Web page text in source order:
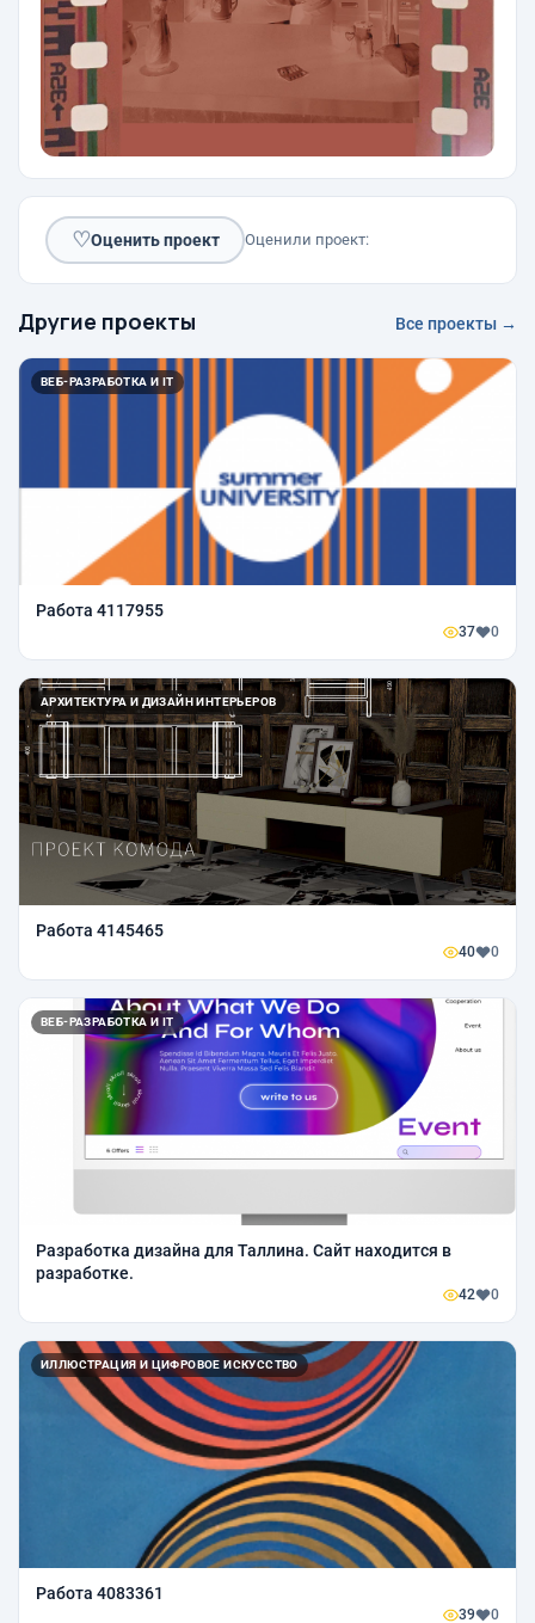
♡Оценить проект Оценили проект:
Другие проекты Все проекты →
ВЕБ-РАЗРАБОТКА И IT
Работа 4117955
37 0
АРХИТЕКТУРА И ДИЗАЙН ИНТЕРЬЕРОВ
Работа 4145465
40 0
ВЕБ-РАЗРАБОТКА И IT
Разработка дизайна для Таллина. Сайт находится в
разработке.
42 0
ИЛЛЮСТРАЦИЯ И ЦИФРОВОЕ ИСКУССТВО
Работа 4083361
39 0